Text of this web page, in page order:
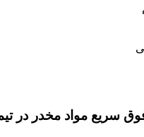
سریع مواد مخدر در